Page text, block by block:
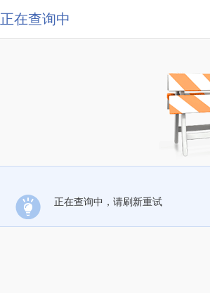
正在查询中
正在查询中，请刷新重试